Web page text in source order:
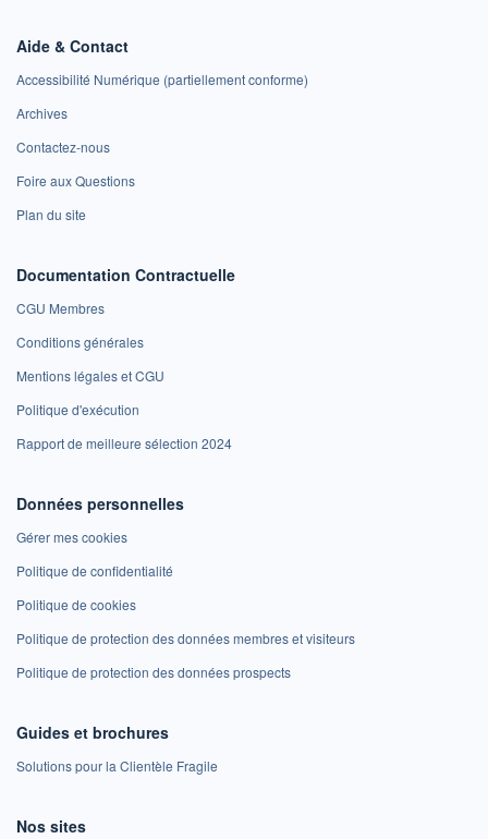
Aide & Contact
Accessibilité Numérique (partiellement conforme)
Archives
Contactez-nous
Foire aux Questions
Plan du site
Documentation Contractuelle
CGU Membres
Conditions générales
Mentions légales et CGU
Politique d'exécution
Rapport de meilleure sélection 2024
Données personnelles
Gérer mes cookies
Politique de confidentialité
Politique de cookies
Politique de protection des données membres et visiteurs
Politique de protection des données prospects
Guides et brochures
Solutions pour la Clientèle Fragile
Nos sites